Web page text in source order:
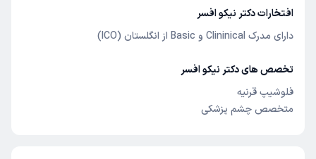
افتخارات دکتر نیکو افسر
دارای مدرک Clininical و Basic از انگلستان (ICO)
تخصص های دکتر نیکو افسر
فلوشیپ قرنیه
متخصص چشم پزشکی